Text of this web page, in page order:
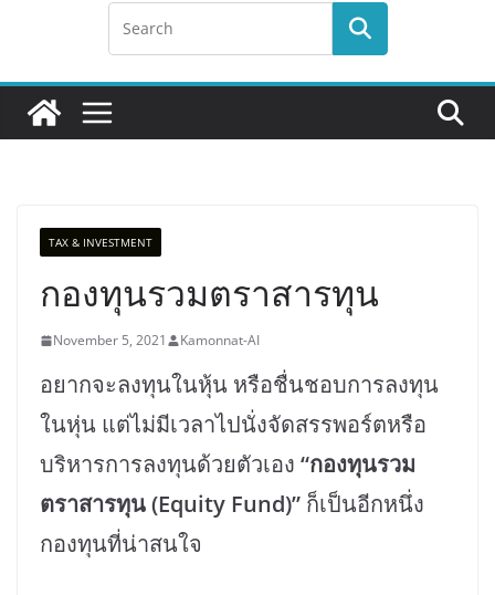
TAX & INVESTMENT
กองทุนรวมตราสารทุน
November 5, 2021 Kamonnat-AI
อยากจะลงทุนในหุ้น หรือชื่นชอบการลงทุน
ในหุ่น แต่ไม่มีเวลาไปนั่งจัดสรรพอร์ตหรือ
บริหารการลงทุนด้วยตัวเอง “กองทุนรวม
ตราสารทุน (Equity Fund)” ก็เป็นอีกหนึ่ง
กองทุนที่น่าสนใจ